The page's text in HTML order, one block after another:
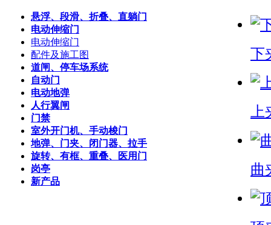
悬浮、段滑、折叠、直躺门
电动伸缩门
电动伸缩门
配件及施工图
道闸、停车场系统
自动门
电动地弹
人行翼闸
门禁
室外开门机、手动梭门
地弹、门夹、闭门器、拉手
旋转、有框、重叠、医用门
岗亭
新产品
下
曲